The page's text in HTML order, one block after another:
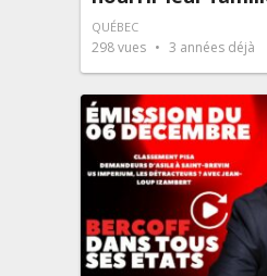
QUÉBEC
298vues 3 années déjà